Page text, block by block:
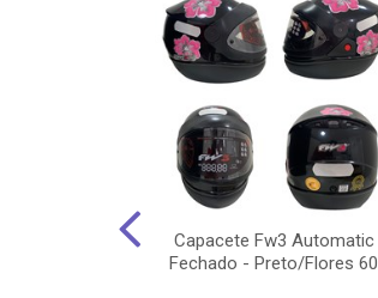
Capacete Fw3 Automatic
Fechado - Preto/Flores 60